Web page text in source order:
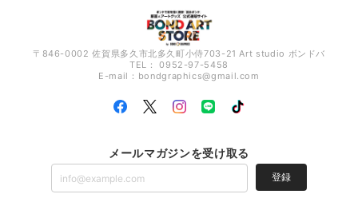
〒846-0002 佐賀県多久市北多久町小侍703-21 Art studio ボンドバ
TEL： 0952-97-5458
E-mail： bondgraphics@gmail.com
メールマガジンを受け取る
登録